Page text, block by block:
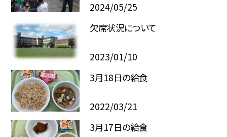
2024/05/25
欠席状況について
2023/01/10
3月18日の給食
2022/03/21
3月17日の給食